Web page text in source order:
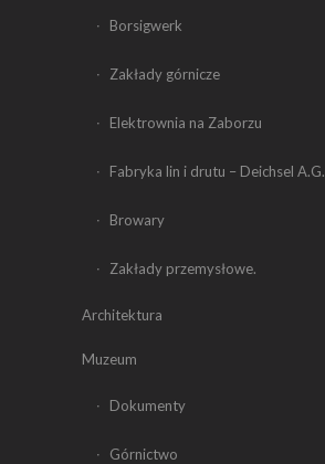
Borsigwerk
Zakłady górnicze
Elektrownia na Zaborzu
Fabryka lin i drutu – Deichsel A.G.
Browary
Zakłady przemysłowe.
Architektura
Muzeum
Dokumenty
Górnictwo